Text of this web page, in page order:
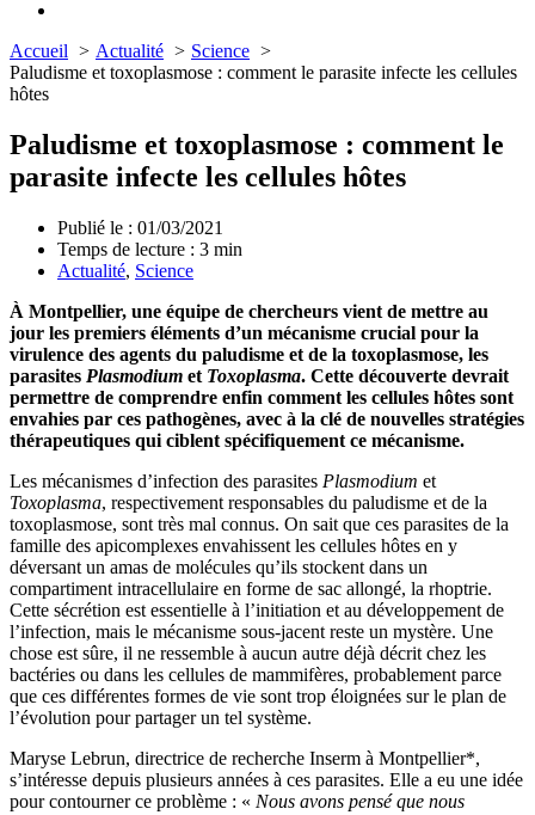
Accueil Actualité
Science
Paludisme et toxoplasmose : comment le parasite infecte les cellules
hôtes
Paludisme et toxoplasmose : comment le
parasite infecte les cellules hôtes
Publié le : 01/03/2021
Temps de lecture : 3 min
Actualité, Science
À Montpellier, une équipe de chercheurs vient de mettre au
jour les premiers éléments d’un mécanisme crucial pour la
virulence des agents du paludisme et de la toxoplasmose, les
parasites Plasmodium et Toxoplasma. Cette découverte devrait
permettre de comprendre enfin comment les cellules hôtes sont
envahies par ces pathogènes, avec à la clé de nouvelles stratégies
thérapeutiques qui ciblent spécifiquement ce mécanisme.
Les mécanismes d’infection des parasites Plasmodium et
Toxoplasma, respectivement responsables du paludisme et de la
toxoplasmose, sont très mal connus. On sait que ces parasites de la
famille des apicomplexes envahissent les cellules hôtes en y
déversant un amas de molécules qu’ils stockent dans un
compartiment intracellulaire en forme de sac allongé, la rhoptrie.
Cette sécrétion est essentielle à l’initiation et au développement de
l’infection, mais le mécanisme sous-jacent reste un mystère. Une
chose est sûre, il ne ressemble à aucun autre déjà décrit chez les
bactéries ou dans les cellules de mammifères, probablement parce
que ces différentes formes de vie sont trop éloignées sur le plan de
l’évolution pour partager un tel système.
Maryse Lebrun, directrice de recherche Inserm à Montpellier*,
s’intéresse depuis plusieurs années à ces parasites. Elle a eu une idée
pour contourner ce problème : « Nous avons pensé que nous